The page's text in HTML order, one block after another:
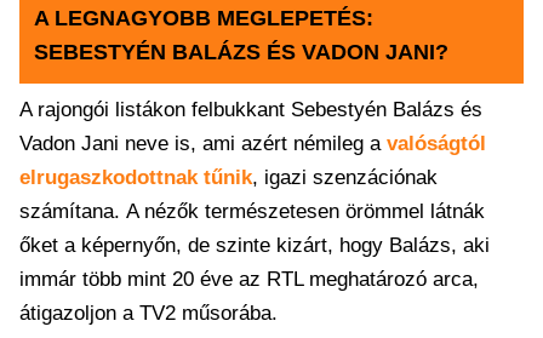
A LEGNAGYOBB MEGLEPETÉS:
SEBESTYÉN BALÁZS ÉS VADON JANI?
A rajongói listákon felbukkant Sebestyén Balázs és
Vadon Jani neve is, ami azért némileg a valóságtól
elrugaszkodottnak tűnik, igazi szenzációnak
számítana. A nézők természetesen örömmel látnák
őket a képernyőn, de szinte kizárt, hogy Balázs, aki
immár több mint 20 éve az RTL meghatározó arca,
átigazoljon a TV2 műsorába.